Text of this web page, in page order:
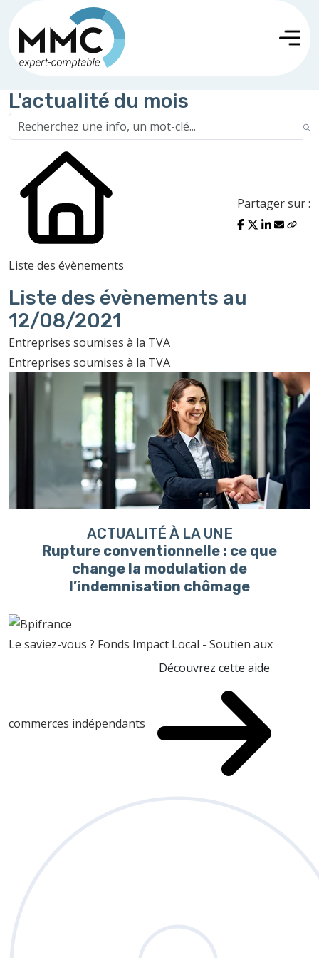
L'actualité du mois
Liste des évènements
Partager sur :
Liste des évènements au
12/08/2021
Entreprises soumises à la TVA
Entreprises soumises à la TVA
ACTUALITÉ À LA UNE
Rupture conventionnelle : ce que
change la modulation de
l’indemnisation chômage
Le saviez-vous ? Fonds Impact Local - Soutien aux
commerces indépendants
Découvrez cette aide